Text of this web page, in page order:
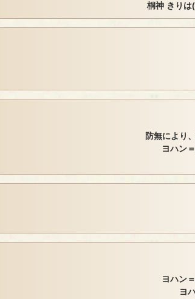
桐神 きりは
防無により
ヨハン
ヨハン
ヨ